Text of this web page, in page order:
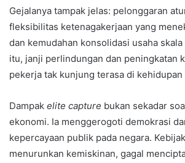
Gejalanya tampak jelas: pelonggaran
fleksibilitas ketenagakerjaan yang
dan kemudahan konsolidasi usaha
itu, janji perlindungan dan peningkatan
pekerja tak kunjung terasa di
Dampak elite capture bukan sekadar
ekonomi. Ia menggerogoti demokrasi
kepercayaan publik pada negara.
menurunkan kemiskinan, gagal